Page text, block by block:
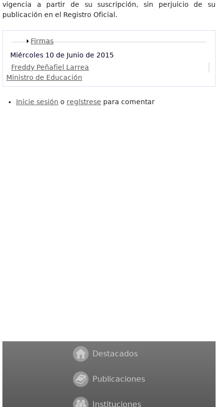
vigencia a partir de su suscripción, sin perjuicio de su
publicación en el Registro Oficial.
Mostrar
Firmas
Miércoles 10 de Junio de 2015
Freddy Peñafiel Larrea
Ministro de Educación
Inicie sesión o regístrese para comentar
Destacados
Publicaciones
Instituciones